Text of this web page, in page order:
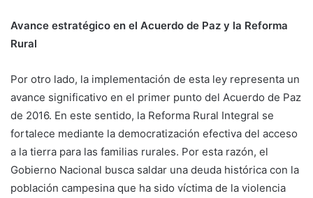
Avance estratégico en el Acuerdo de Paz y la Reforma
Rural
Por otro lado, la implementación de esta ley representa un
avance significativo en el primer punto del Acuerdo de Paz
de 2016. En este sentido, la Reforma Rural Integral se
fortalece mediante la democratización efectiva del acceso
a la tierra para las familias rurales. Por esta razón, el
Gobierno Nacional busca saldar una deuda histórica con la
población campesina que ha sido víctima de la violencia